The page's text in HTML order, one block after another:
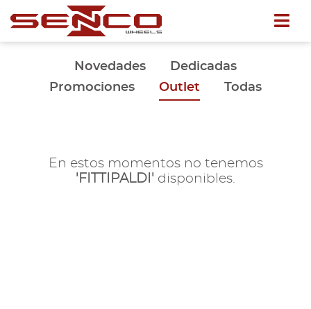
Novedades
Dedicadas
Promociones
Outlet Todas
En estos momentos no tenemos
'FITTIPALDI' disponibles.